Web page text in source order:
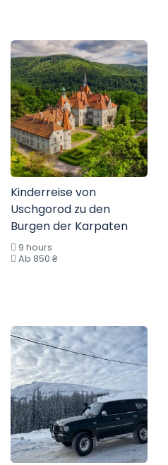
Kinderreise von
Uschgorod zu den
Burgen der Karpaten
9 hours
Ab 850 ₴